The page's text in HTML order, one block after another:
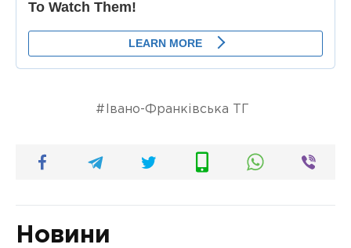
Івано-Франківська ТГ
Новини